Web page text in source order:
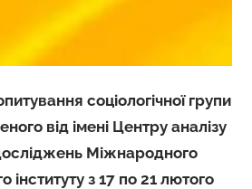
соціологічної групи
від імені Центру аналізу
Міжнародного
інституту з 17 по 21 лютого